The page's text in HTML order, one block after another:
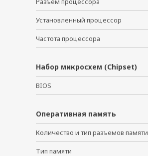
Установленный процессор
Частота процессора
Набор микросхем (Chipset)
BIOS
Оперативная память
Количество и тип разъемов памяти
Тип памяти